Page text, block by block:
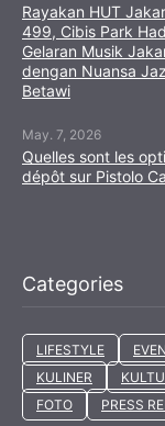
Rayakan HUT
499, Cibis Park
Gelaran Musik
dengan Nuansa
Betawi
May. 7, 2026
Quelles sont les
dépôt sur Pistolo
Categories
LIFESTYLE
KULINER
FOTO
PRESS